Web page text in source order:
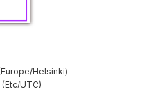
Europe/Helsinki
Etc/UTC